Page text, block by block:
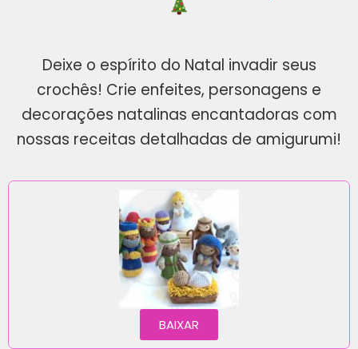
Deixe o espírito do Natal invadir seus
crochês! Crie enfeites, personagens e
decorações natalinas encantadoras com
nossas receitas detalhadas de amigurumi!
BAIXAR